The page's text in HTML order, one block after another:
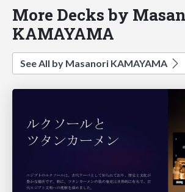
More Decks by
KAMAYAMA
See All by Masanori KAMAYAMA